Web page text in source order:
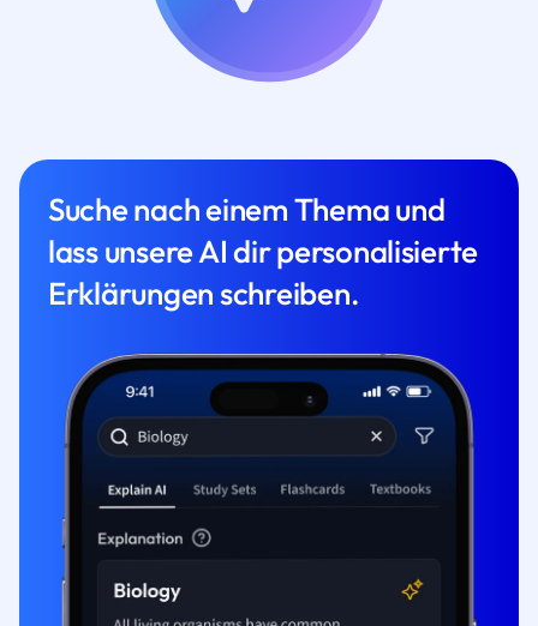
Suche nach einem Thema und
lass unsere AI dir personalisierte
Erklärungen schreiben.